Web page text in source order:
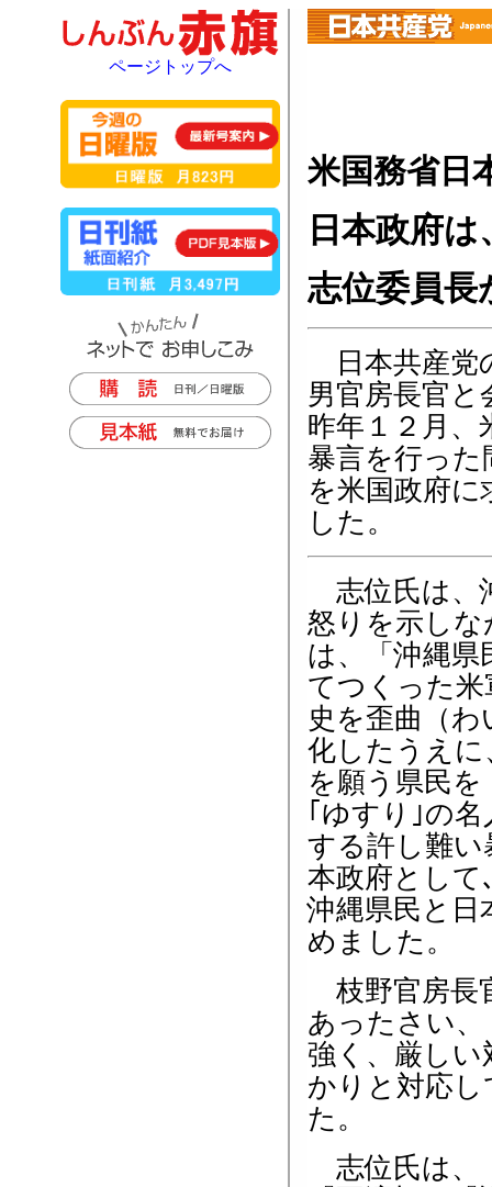
米国務省日
日本政府
志位委員長
日本共産党
男官房長官
昨年１２月、
暴言を行った
を米国政府
した。
志位氏は、
怒りを示し
は、「沖縄県
てつくった
史を歪曲（
化したうえ
を願う県民
｢ゆすり｣の
する許し難い
本政府として
沖縄県民と日
めました。
枝野官房長
あったさい
強く、厳し
かりと対応
た。
志位氏は、
ページトップへ